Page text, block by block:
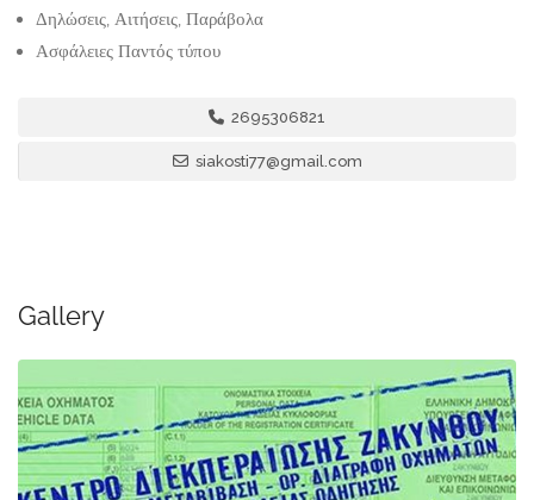
Δηλώσεις, Αιτήσεις, Παράβολα
Ασφάλειες Παντός τύπου
2695306821
siakosti77@gmail.com
Gallery